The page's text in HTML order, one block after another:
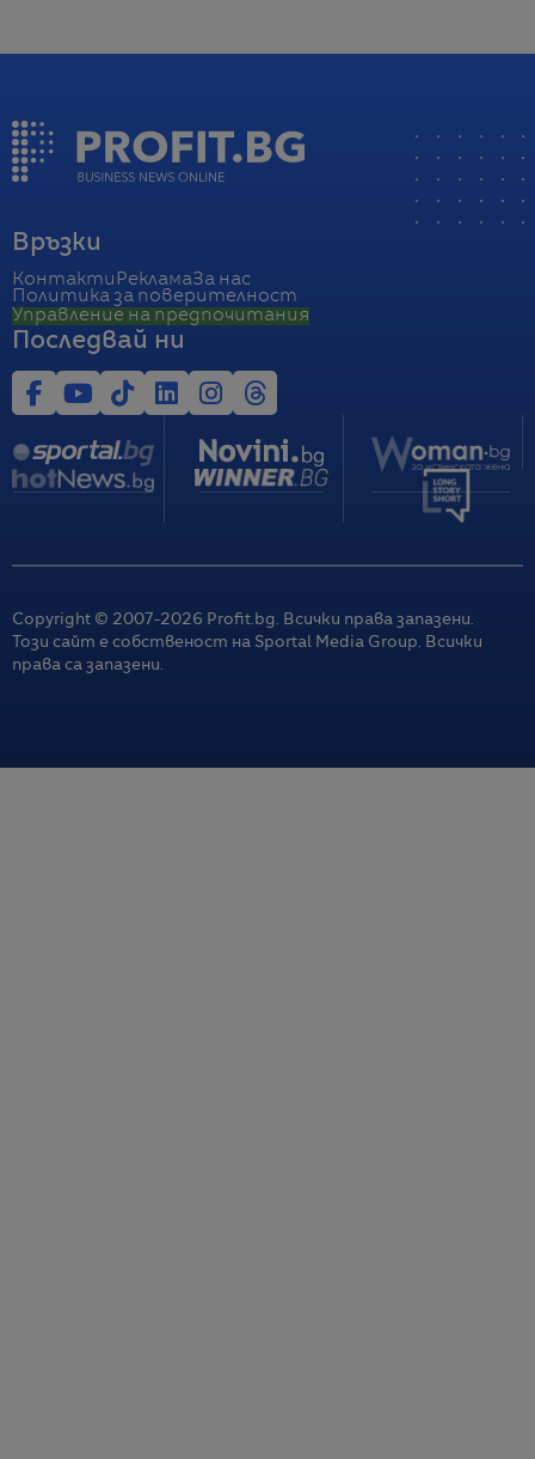
Връзки
Контакти РекламаЗа нас
Политика за поверителност
Управление на предпочитания
Последвай ни
Copyright © 2007-2026 Profit.bg. Всички права запазени.
Този сайт е собственост на Sportal Media Group. Всички
права са запазени.